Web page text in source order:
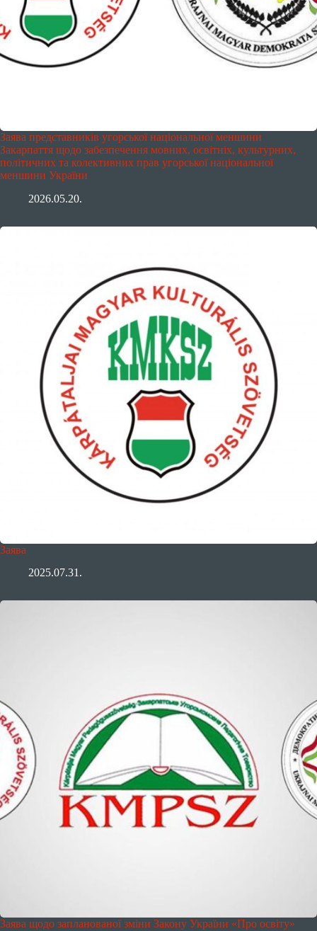
Заява представників угорської національної меншини
Закарпаття щодо забезпечення мовних, освітніх, культурних,
політичних та колективних прав угорської національної
меншини України
2026.05.20.
Заява
2025.07.31.
Заява щодо запланованої зміни Закону України «Про освіту»